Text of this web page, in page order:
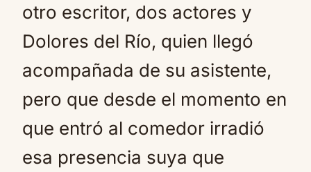
otro escritor, dos actores y
Dolores del Río, quien llegó
acompañada de su asistente,
pero que desde el momento en
que entró al comedor irradió
esa presencia suya que